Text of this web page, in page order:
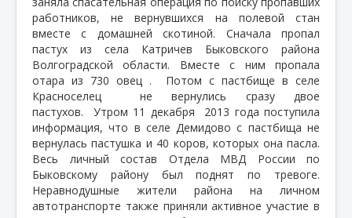
работников, не вернувшихся на полевой стан
вместе с домашней скотиной. Сначала пропал
пастух из села Катричев Быковского района
Волгоградской области. Вместе с ним пропала
отара из 730 овец .
Потом с пастбище в селе
Красноселец не вернулись сразу двое
пастухов. Утром 11 декабря 2013 года поступила
информация, что в селе Демидово с пастбища не
вернулась пастушка и 40 коров, которых она пасла.
Весь личный состав Отдела МВД России по
Быковскому району был поднят по тревоге.
Неравнодушные жители района на личном
автотранспорте также приняли активное участие в